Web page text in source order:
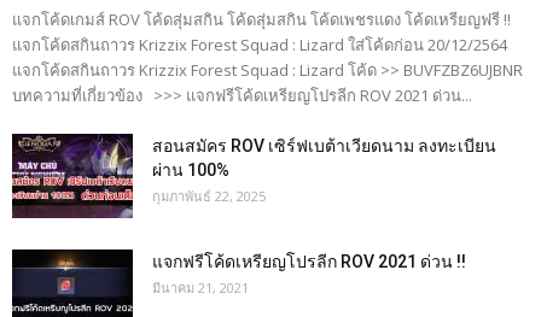
แจกโค้ดเกมส์ ROV โค้ดสุ่มสกิน โค้ดสุ่มสกิน โค้ดเพชรแดง โค้ดเหรียญฟรี !!
แจกโค้ดสกินถาวร Krizzix Forest Squad : Lizard ใส่โค้ดก่อน 20/12/2564
แจกโค้ดสกินถาวร Krizzix Forest Squad : Lizard โค้ด >> BUVFZBZ6UJBNR
บทความที่เกี่ยวข้อง >>> แจกฟรีโค้ดเหรียญโปรลีก ROV 2021 ด่วน...
สอนสมัคร ROV เซิร์ฟเบต้าเวียดนาม ลงทะเบียน
ผ่าน 100%
กุมภาพันธ์ 22, 2025
แจกฟรีโค้ดเหรียญโปรลีก ROV 2021 ด่วน !!
มีนาคม 21, 2021